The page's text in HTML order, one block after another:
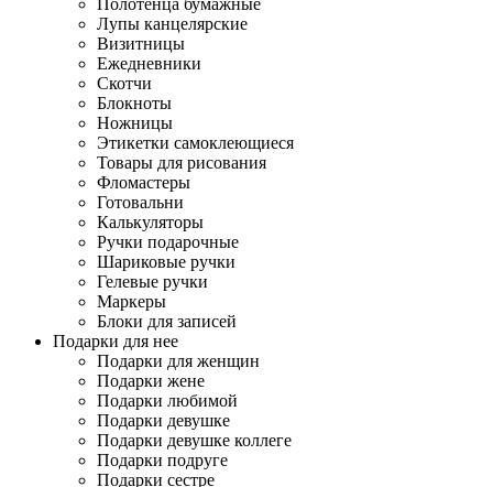
Полотенца бумажные
Лупы канцелярские
Визитницы
Ежедневники
Скотчи
Блокноты
Ножницы
Этикетки самоклеющиеся
Товары для рисования
Фломастеры
Готовальни
Калькуляторы
Ручки подарочные
Шариковые ручки
Гелевые ручки
Маркеры
Блоки для записей
Подарки для нее
Подарки для женщин
Подарки жене
Подарки любимой
Подарки девушке
Подарки девушке коллеге
Подарки подруге
Подарки сестре